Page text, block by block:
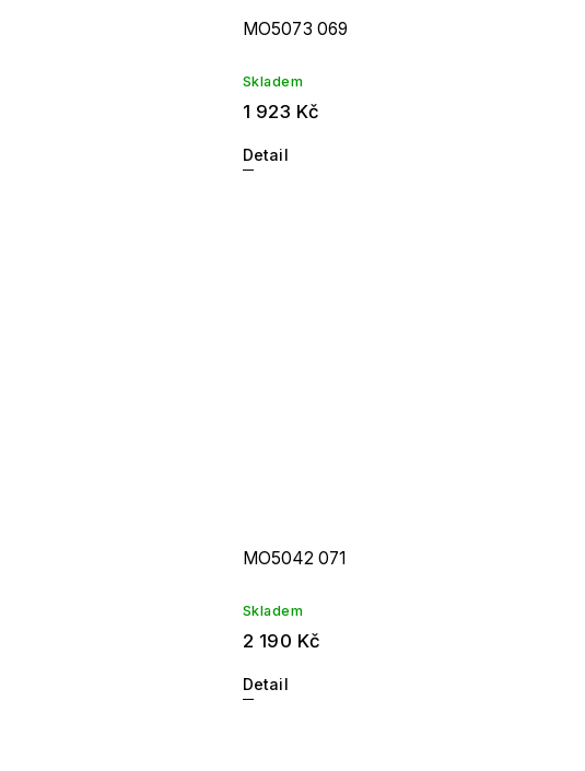
MO5073 069
Skladem
1 923 Kč
Detail
MO5042 071
Skladem
2 190 Kč
Detail